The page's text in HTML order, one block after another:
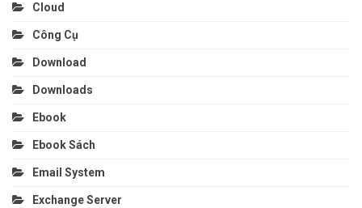
Cloud
Công Cụ
Download
Downloads
Ebook
Ebook Sách
Email System
Exchange Server